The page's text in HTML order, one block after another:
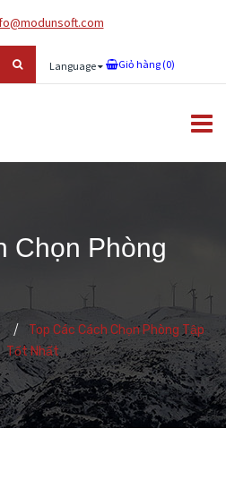
Language Giỏ hàng (0)
Chọn Phòng
Top Các Cách Chọn Phòng Tập
Tốt Nhất